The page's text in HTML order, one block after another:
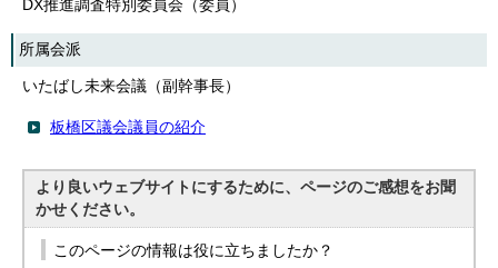
DX推進調査特別委員会（委員）
所属会派
いたばし未来会議（副幹事長）
板橋区議会議員の紹介
より良いウェブサイトにするために、ページのご感想をお聞
かせください。
このページの情報は役に立ちましたか？